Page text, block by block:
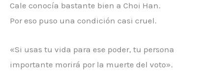
Cale conocía bastante bien a Choi Han.
Por eso puso una condición casi cruel.
«Si usas tu vida para ese poder, tu persona
importante morirá por la muerte del voto».